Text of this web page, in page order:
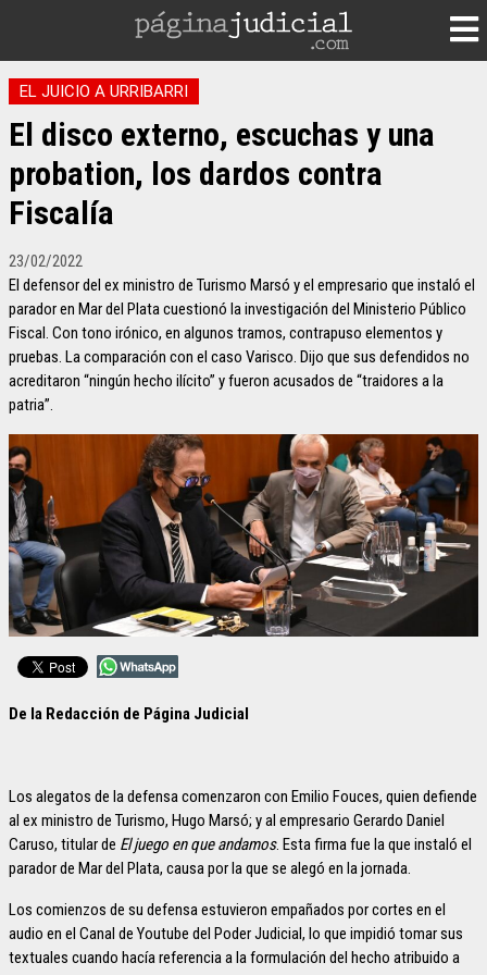
EL JUICIO A URRIBARRI
El disco externo, escuchas y una
probation, los dardos contra
Fiscalía
23/02/2022
El defensor del ex ministro de Turismo Marsó y el empresario que instaló el
parador en Mar del Plata cuestionó la investigación del Ministerio Público
Fiscal. Con tono irónico, en algunos tramos, contrapuso elementos y
pruebas. La comparación con el caso Varisco. Dijo que sus defendidos no
acreditaron “ningún hecho ilícito” y fueron acusados de “traidores a la
patria”.
De la Redacción de Página Judicial
Los alegatos de la defensa comenzaron con Emilio Fouces, quien defiende
al ex ministro de Turismo, Hugo Marsó; y al empresario Gerardo Daniel
Caruso, titular de El juego en que andamos. Esta firma fue la que instaló el
parador de Mar del Plata, causa por la que se alegó en la jornada.
Los comienzos de su defensa estuvieron empañados por cortes en el
audio en el Canal de Youtube del Poder Judicial, lo que impidió tomar sus
textuales cuando hacía referencia a la formulación del hecho atribuido a